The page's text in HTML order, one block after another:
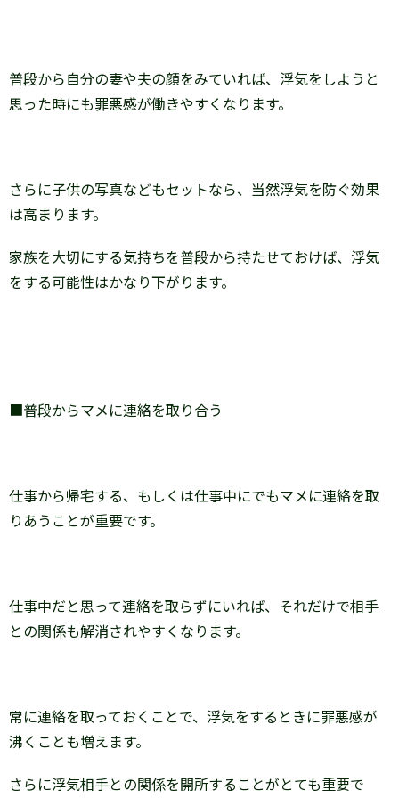
普段から自分の妻や夫の顔をみていれば、浮気をしようと
思った時にも罪悪感が働きやすくなります。
さらに子供の写真などもセットなら、当然浮気を防ぐ効果
は高まります。
家族を大切にする気持ちを普段から持たせておけば、浮気
をする可能性はかなり下がります。
■普段からマメに連絡を取り合う
仕事から帰宅する、もしくは仕事中にでもマメに連絡を取
りあうことが重要です。
仕事中だと思って連絡を取らずにいれば、それだけで相手
との関係も解消されやすくなります。
常に連絡を取っておくことで、浮気をするときに罪悪感が
沸くことも増えます。
さらに浮気相手との関係を開所することがとても重要で